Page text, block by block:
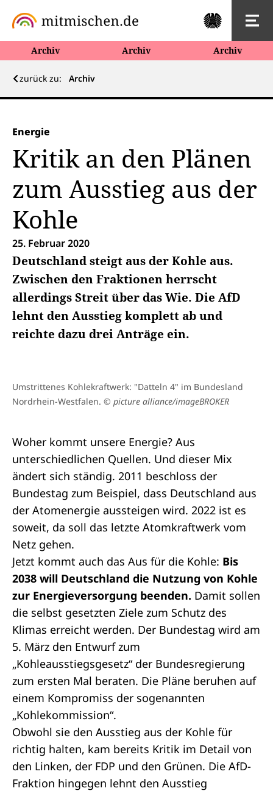
Archiv Archiv Archiv
zurück zu: Archiv
Energie
Kritik an den Plänen
zum Ausstieg aus der
Kohle
25. Februar 2020
Deutschland steigt aus der Kohle aus.
Zwischen den Fraktionen herrscht
allerdings Streit über das Wie. Die AfD
lehnt den Ausstieg komplett ab und
reichte dazu drei Anträge ein.
Umstrittenes Kohlekraftwerk: "Datteln 4" im Bundesland
Nordrhein-Westfalen. © picture alliance/imageBROKER
Woher kommt unsere Energie? Aus
unterschiedlichen Quellen. Und dieser Mix
ändert sich ständig. 2011 beschloss der
Bundestag zum Beispiel, dass Deutschland aus
der Atomenergie aussteigen wird. 2022 ist es
soweit, da soll das letzte Atomkraftwerk vom
Netz gehen.
Jetzt kommt auch das Aus für die Kohle: Bis
2038 will Deutschland die Nutzung von Kohle
zur Energieversorgung beenden. Damit sollen
die selbst gesetzten Ziele zum Schutz des
Klimas erreicht werden. Der Bundestag wird am
5. März den Entwurf zum
„Kohleausstiegsgesetz“ der Bundesregierung
zum ersten Mal beraten. Die Pläne beruhen auf
einem Kompromiss der sogenannten
„Kohlekommission“.
Obwohl sie den Ausstieg aus der Kohle für
richtig halten, kam bereits Kritik im Detail von
den Linken, der FDP und den Grünen. Die AfD-
Fraktion hingegen lehnt den Ausstieg